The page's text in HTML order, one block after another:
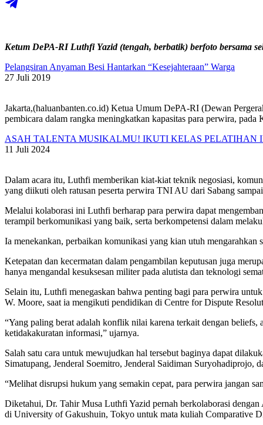
Ketum DePA-RI Luthfi Yazid (tengah, berbatik) berfoto bersama
Pelangsiran Anyaman Besi Hantarkan “Kesejahteraan” Warga
27 Juli 2019
Jakarta,(haluanbanten.co.id) Ketua Umum DePA-RI (Dewan
pembicara dalam rangka meningkatkan kapasitas para perwira,
ASAH TALENTA MUSIKALMU! IKUTI KELAS
11 Juli 2024
Dalam acara itu, Luthfi memberikan kiat-kiat teknik negosiasi,
yang diikuti oleh ratusan peserta perwira TNI AU dari Sabang
Melalui kolaborasi ini Luthfi berharap para perwira dapat
terampil berkomunikasi yang baik, serta berkompetensi dalam
Ia menekankan, perbaikan komunikasi yang kian utuh mengarahkan
Ketepatan dan kecermatan dalam pengambilan keputusan juga
hanya mengandal kesuksesan militer pada alutista dan teknologi
Selain itu, Luthfi menegaskan bahwa penting bagi para perwira
W. Moore, saat ia mengikuti pendidikan di Centre for Dispute
“Yang paling berat adalah konflik nilai karena terkait dengan
ketidakakuratan informasi,” ujarnya.
Salah satu cara untuk mewujudkan hal tersebut baginya dapat
Simatupang, Jenderal Soemitro, Jenderal Saidiman Suryohadiprojo,
“Melihat disrupsi hukum yang semakin cepat, para perwira jangan
Diketahui, Dr. Tahir Musa Luthfi Yazid pernah berkolaborasi
di University of Gakushuin, Tokyo untuk mata kuliah Comparative